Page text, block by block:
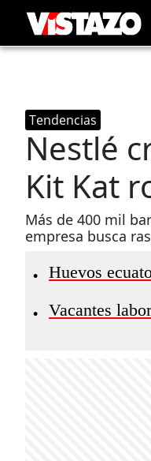
Tendencias
Nestlé
Kit Kat
Más de 400 mil
empresa busca
• Huevos
• Vacantes